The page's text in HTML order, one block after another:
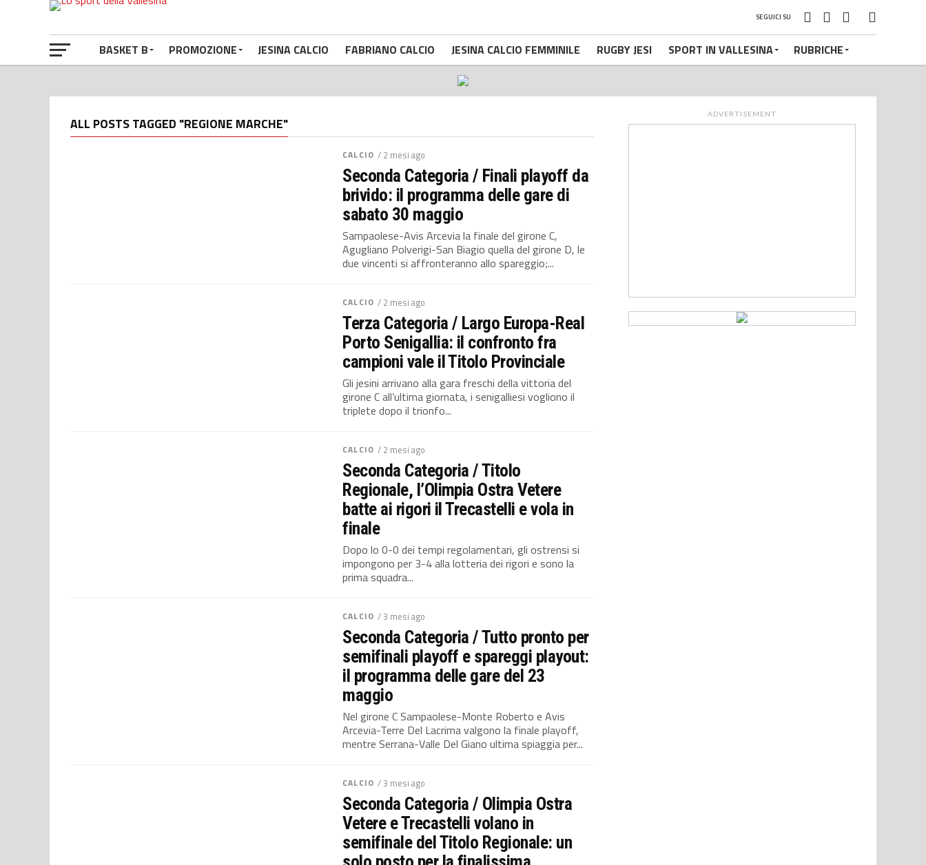
SEGUICI SU
BASKET B PROMOZIONE JESINA CALCIO FABRIANO CALCIO JESINA CALCIO FEMMINILE RUGBY JESI SPORT IN VALLESINA RUBRICHE
ALL POSTS TAGGED "REGIONE MARCHE"
CALCIO / 2 mesi ago
Seconda Categoria / Finali playoff da
brivido: il programma delle gare di
sabato 30 maggio
Sampaolese-Avis Arcevia la finale del girone C,
Agugliano Polverigi-San Biagio quella del girone D, le
due vincenti si affronteranno allo spareggio;...
CALCIO / 2 mesi ago
Terza Categoria / Largo Europa-Real
Porto Senigallia: il confronto fra
campioni vale il Titolo Provinciale
Gli jesini arrivano alla gara freschi della vittoria del
girone C all’ultima giornata, i senigalliesi vogliono il
triplete dopo il trionfo...
CALCIO / 2 mesi ago
Seconda Categoria / Titolo
Regionale, l’Olimpia Ostra Vetere
batte ai rigori il Trecastelli e vola in
finale
Dopo lo 0-0 dei tempi regolamentari, gli ostrensi si
impongono per 3-4 alla lotteria dei rigori e sono la
prima squadra...
CALCIO / 3 mesi ago
Seconda Categoria / Tutto pronto per
semifinali playoff e spareggi playout:
il programma delle gare del 23
maggio
Nel girone C Sampaolese-Monte Roberto e Avis
Arcevia-Terre Del Lacrima valgono la finale playoff,
mentre Serrana-Valle Del Giano ultima spiaggia per...
CALCIO / 3 mesi ago
Seconda Categoria / Olimpia Ostra
Vetere e Trecastelli volano in
semifinale del Titolo Regionale: un
ADVERTISEMENT